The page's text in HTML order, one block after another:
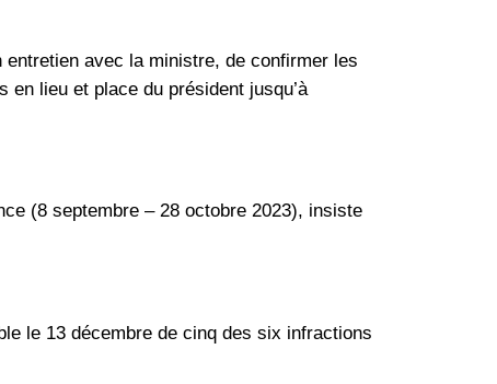
avec la ministre, de confirmer les
en lieu et place du président jusqu’à
(8 septembre – 28 octobre 2023), insiste
le 13 décembre de cinq des six infractions